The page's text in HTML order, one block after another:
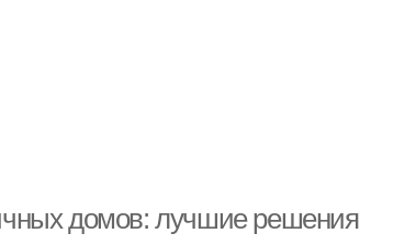
домов: лучшие решения